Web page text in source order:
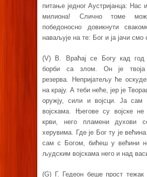
питање једног Аустријанца: Нас
милиона! Слично томе
победоносно довикнути
наваљује на те: Бог и ја јачи смо
(V) В. Враћај се Богу кад
борби са злом. Он је твоја
резерва. Непријатељу ће
на крају. А теби неће, јер је
оружју, сили и војсци. Ја сам
војскама. Његове су војске
крви, него пламени духови
херувима. Где је Бог ту је
сам с Богом, бићеш у већини
људским војскама него и над
(G) Г. Гедеон беше прост тежак